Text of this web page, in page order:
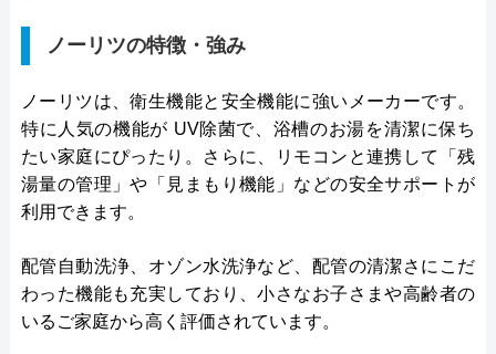
ノーリツの特徴・強み
ノーリツは、衛生機能と安全機能に強いメーカーです。
特に人気の機能が UV除菌で、浴槽のお湯を清潔に保ち
たい家庭にぴったり。さらに、リモコンと連携して「残
湯量の管理」や「見まもり機能」などの安全サポートが
利用できます。
配管自動洗浄、オゾン水洗浄など、配管の清潔さにこだ
わった機能も充実しており、小さなお子さまや高齢者の
いるご家庭から高く評価されています。